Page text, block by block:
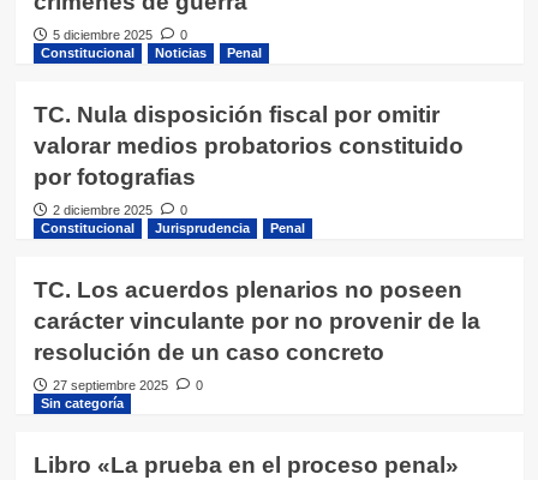
5 diciembre 2025
0
Constitucional
Noticias Penal
TC. Nula disposición fiscal por omitir
valorar medios probatorios constituido
por fotografias
2 diciembre 2025
0
Constitucional
Jurisprudencia Penal
TC. Los acuerdos plenarios no poseen
carácter vinculante por no provenir de la
resolución de un caso concreto
27 septiembre 2025
0
Sin categoría
Libro «La prueba en el proceso penal»